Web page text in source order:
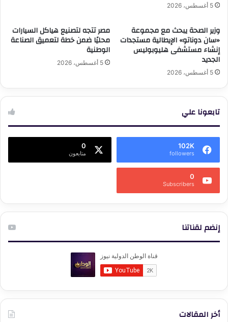
5 أغسطس، 2026
وزير الصحة يبحث مع مجموعة
«سان دوناتو» الإيطالية مستجدات
إنشاء مستشفى هليوبوليس
الجديد
5 أغسطس، 2026
مصر تتجه لتصنيع هياكل السيارات
محليًا ضمن خطة لتعميق الصناعة
الوطنية
5 أغسطس، 2026
تابعونا علي
102K
followers
0
متابعون
0
Subscribers
إنضم لقناتنا
أخر المقالات